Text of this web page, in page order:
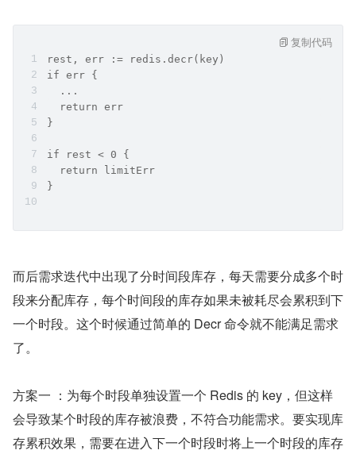
rest, err := redis.decr(key)
if err {
  ...
  return err
}
if rest < 0 {
  return limitErr
}
复制代码
而后需求迭代中出现了分时间段库存，每天需要分成多个时
段来分配库存，每个时间段的库存如果未被耗尽会累积到下
一个时段。这个时候通过简单的 Decr 命令就不能满足需求
了。
方案一 ：为每个时段单独设置一个 Redis 的 key，但这样
会导致某个时段的库存被浪费，不符合功能需求。要实现库
存累积效果，需要在进入下一个时段时将上一个时段的库存